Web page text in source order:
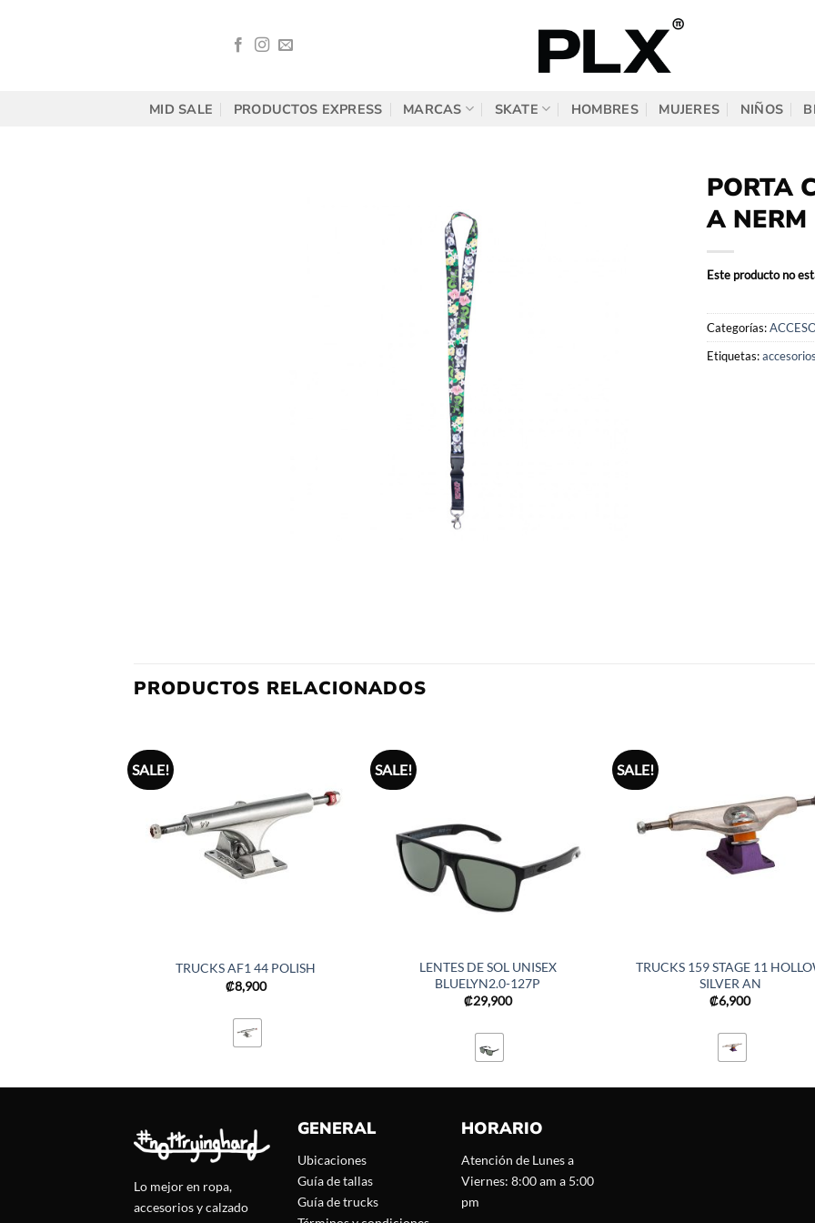
MID SALE PRODUCTOS EXPRESS MARCAS SKATE HOMBRES MUJERES NIÑOS
PORTA
A
Este producto no
Categorías:
Etiquetas:accesorios
PRODUCTOS RELACIONADOS
SALE!
TRUCKS AF1 44 POLISH
₡8,900
SALE!
LENTES DE SOL UNISEX
BLUELYN2.0-127P
₡29,900
SALE!
TRUCKS 159 STAGE 11
SILVER AN
₡6,900
Lo mejor en ropa,
accesorios y calzado
GENERAL
Ubicaciones
Guía de tallas
Guía de trucks
HORARIO
Atención de Lunes a
Viernes: 8:00 am a 5:00
pm